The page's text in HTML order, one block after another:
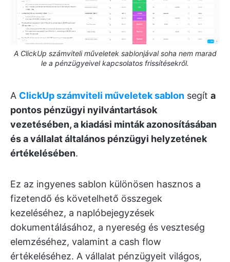
A ClickUp számviteli műveletek sablonjával soha nem marad
le a pénzügyeivel kapcsolatos frissítésekről.
A ClickUp számviteli műveletek sablon segít a
pontos pénzügyi nyilvántartások
vezetésében, a kiadási minták azonosításában
és a vállalat általános pénzügyi helyzetének
értékelésében.
Ez az ingyenes sablon különösen hasznos a
fizetendő és követelhető összegek
kezeléséhez, a naplóbejegyzések
dokumentálásához, a nyereség és veszteség
elemzéséhez, valamint a cash flow
értékeléséhez. A vállalat pénzügyeit világos,